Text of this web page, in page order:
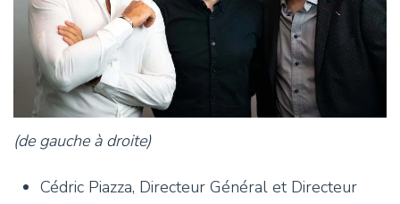
(de gauche à droite)
Cédric Piazza, Directeur Général et Directeur